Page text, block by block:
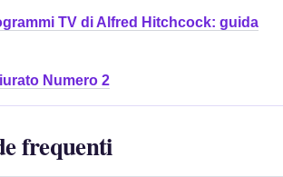
TV di Alfred Hitchcock: guida
Numero 2
frequenti